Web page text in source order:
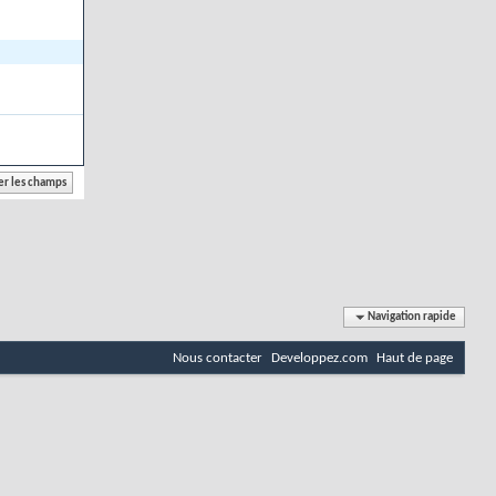
Navigation rapide
Nous contacter Developpez.com Haut de page